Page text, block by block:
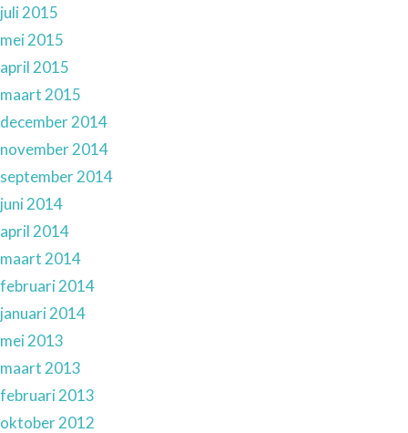
juli 2015
mei 2015
april 2015
maart 2015
december 2014
november 2014
september 2014
juni 2014
april 2014
maart 2014
februari 2014
januari 2014
mei 2013
maart 2013
februari 2013
oktober 2012